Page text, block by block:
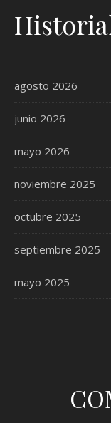
agosto 2026
junio 2026
mayo 2026
noviembre 2025
octubre 2025
septiembre 2025
mayo 2025